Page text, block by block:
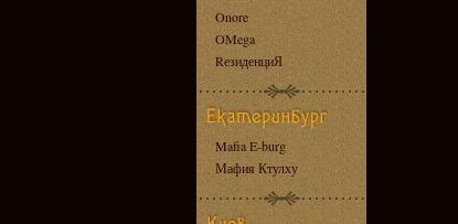
Onore
OMega
RезиденциЯ
Mafia E-burg
Мафия Ктулху